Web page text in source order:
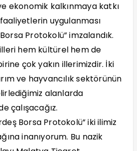
ekonomik kalkınmaya katkı
uygulanması
Protokolü” imzalandık.
hem kültürel hem de
çok yakın illerimizdir. İki
ve hayvancılık sektörünün
alanlarda
çalışacağız.
Borsa Protokolü” iki ilimiz
inanıyorum. Bu nazik